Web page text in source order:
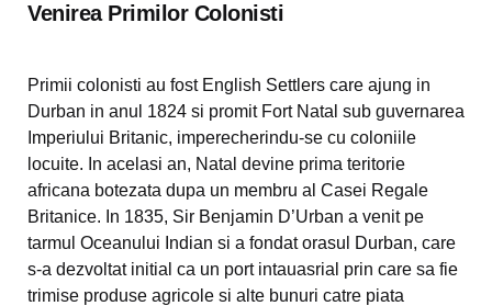
Venirea Primilor Colonisti
Primii colonisti au fost English Settlers care ajung in
Durban in anul 1824 si promit Fort Natal sub guvernarea
Imperiului Britanic, imperecherindu-se cu coloniile
locuite. In acelasi an, Natal devine prima teritorie
africana botezata dupa un membru al Casei Regale
Britanice. In 1835, Sir Benjamin D’Urban a venit pe
tarmul Oceanului Indian si a fondat orasul Durban, care
s-a dezvoltat initial ca un port intauasrial prin care sa fie
trimise produse agricole si alte bunuri catre piata